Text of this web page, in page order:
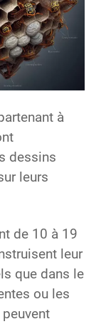
à
dessins
leurs
de 10 à 19
leur
que dans le
ou les